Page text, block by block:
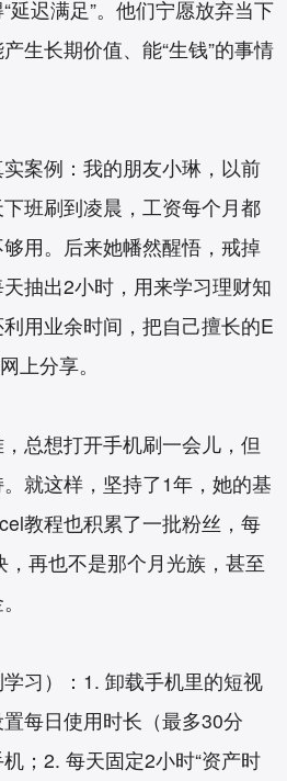
延迟满足”。他们宁愿放弃当下
生长期价值、能“生钱”的事情
案例：我的朋友小琳，以前
班刷到凌晨，工资每个月都
用。后来她幡然醒悟，戒掉
抽出2小时，用来学习理财知
用业余时间，把自己擅长的E
上分享。
总想打开手机刷一会儿，但
就这样，坚持了1年，她的基
教程也积累了一批粉丝，每
再也不是那个月光族，甚至
习）：1. 卸载手机里的短视
每日使用时长（最多30分
；2. 每天固定2小时“资产时